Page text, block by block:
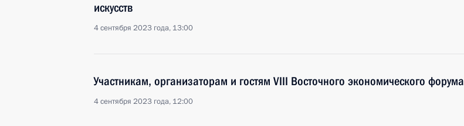
искусств
4 сентября 2023 года, 13:00
Участникам, организаторам и гостям VIII Восточного экономического форума
4 сентября 2023 года, 12:00